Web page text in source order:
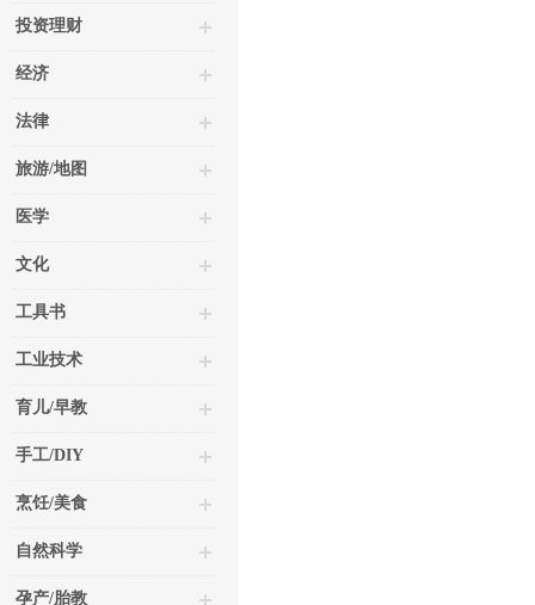
投资理财
经济
法律
旅游/地图
医学
文化
工具书
工业技术
育儿/早教
手工/DIY
烹饪/美食
自然科学
孕产/胎教